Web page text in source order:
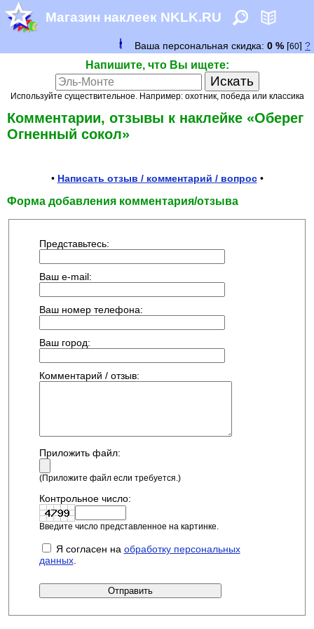
Магазин наклеек NKLK.RU
Напишите, что Вы ищете:
Используйте существительное. Например: охотник, победа или классика
Комментарии, отзывы к наклейке «Оберег
Огненный сокол»
• Написать отзыв / комментарий / вопрос•
Форма добавления комментария/отзыва
Представьтесь:
Ваш e-mail:
Ваш номер телефона:
Ваш город:
Комментарий / отзыв:
Приложить файл:
(Приложите файл если требуется.)
Контрольное число:
Введите число представленное на картинке.
Я согласен на обработку персональных
данных.